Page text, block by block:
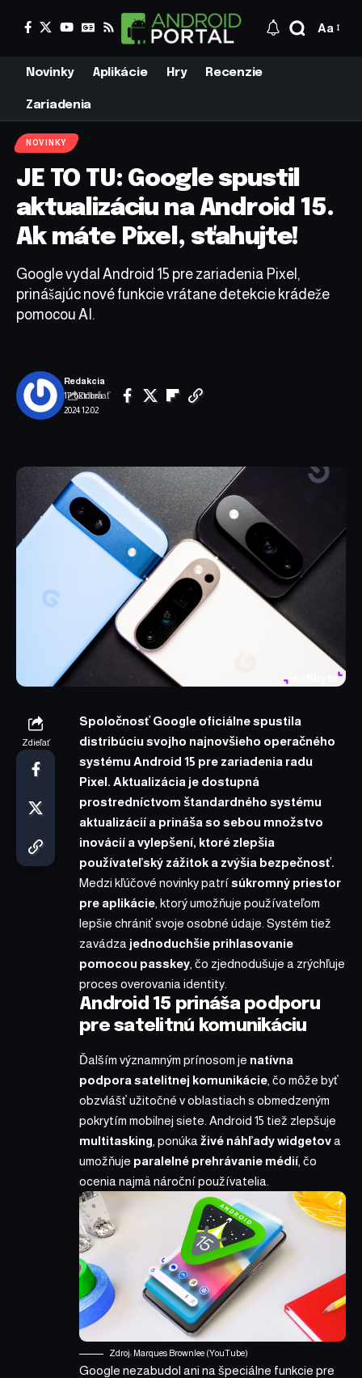
Aa
Novinky Aplikácie Hry Recenzie
Zariadenia
NOVINKY
JE TO TU: Google spustil
aktualizáciu na Android 15.
Ak máte Pixel, sťahujte!
Google vydal Android 15 pre zariadenia Pixel,
prinášajúc nové funkcie vrátane detekcie krádeže
pomocou AI.
17. októbra
2024 12:02
Redakcia
Zdieľať
Zdieľať
Spoločnosť Google oficiálne spustila
distribúciu svojho najnovšieho operačného
systému Android 15 pre zariadenia radu
Pixel. Aktualizácia je dostupná
prostredníctvom štandardného systému
aktualizácií a prináša so sebou množstvo
inovácií a vylepšení, ktoré zlepšia
používateľský zážitok a zvýšia bezpečnosť.
Medzi kľúčové novinky patrísúkromný priestor
pre aplikácie , ktorý umožňuje používateľom
lepšie chrániť svoje osobné údaje. Systém tiež
zavádza jednoduchšie prihlasovanie
pomocou passkey , čo zjednodušuje a zrýchľuje
proces overovania identity.
Android 15 prináša podporu
pre satelitnú komunikáciu
Ďalším významným prínosom je natívna
podpora satelitnej komunikácie , čo môže byť
obzvlášť užitočné v oblastiach s obmedzeným
pokrytím mobilnej siete. Android 15 tiež zlepšuje
multitasking , ponúka živé náhľady widgetova
umožňuje paralelné prehrávanie médií , čo
ocenia najmä nároční používatelia.
Zdroj: Marques Brownlee (YouTube)
Google nezabudol ani na špeciálne funkcie pre